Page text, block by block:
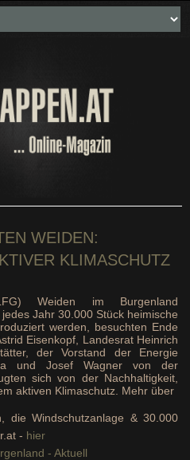
Beiträge
& Projekte
WEIDEN:
KLIMASCHUTZ
Weiden im Burgenland
Jahr 30.000 Stück heimische
werden, besuchten Ende
Eisenkopf, Landesrat Heinrich
der Vorstand der Energie
und Josef Wagner von der
sich von der Nachhaltigkeit,
aktiven Klimaschutz. Mehr über
die Windschutzanlage & 30.000
- hier
- Aktuell